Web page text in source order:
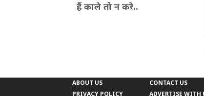
हैं काले तो न करे..
ABOUT US
PRIVACY POLICY
CONTACT US
ADVERTISE WITH